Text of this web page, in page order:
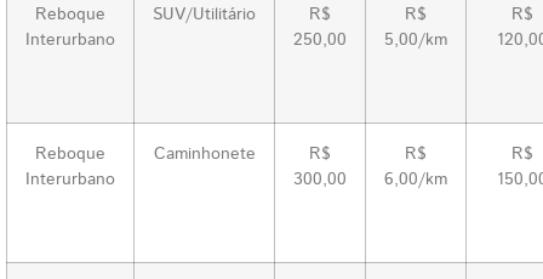
Reboque
Interurbano
SUV/Utilitário
R$
250,00
R$
5,00/km
R$
Reboque
Interurbano
Caminhonete
R$
300,00
R$
6,00/km
R$